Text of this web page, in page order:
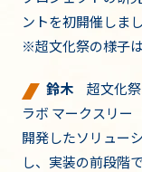
ントを初開催しまし
※超文化祭の様子
鈴木 超文化
ラボ マークスリー
開発したソリュー
し、実装の前段階